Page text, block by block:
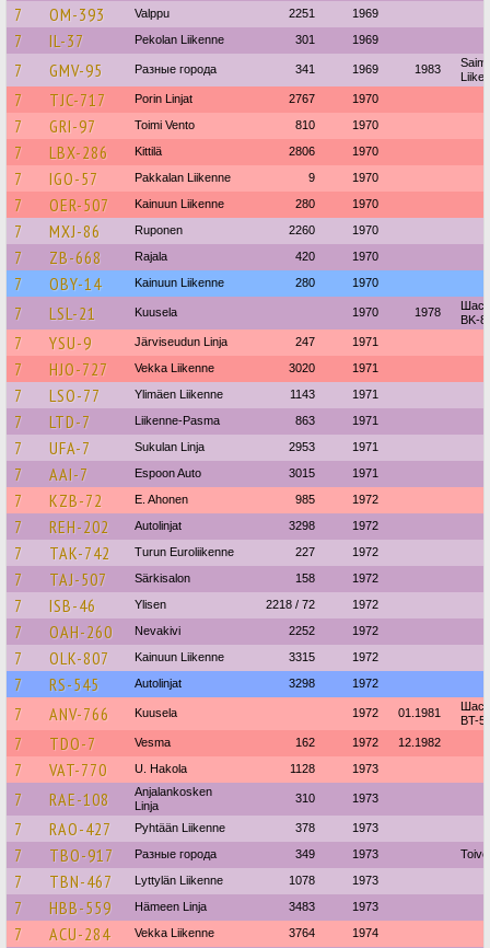
7 OM-393 Valppu 2251 1969
7 IL-37 Pekolan Liikenne 301 1969
7 GMV-95 Разные города 341 1969 1983
7 TJC-717 Porin Linjat 2767 1970
7 GRI-97 Toimi Vento 810 1970
7 LBX-286 Kittilä 2806 1970
7 IGO-57 Pakkalan Liikenne 9 1970
7 OER-507 Kainuun Liikenne 280 1970
7 MXJ-86 Ruponen 2260 1970
7 ZB-668 Rajala 420 1970
7 OBY-14 Kainuun Liikenne 280 1970
7 LSL-21 Kuusela 1970 1978
BK-
7 YSU-9 Järviseudun Linja 247 1971
7 HJO-727 Vekka Liikenne 3020 1971
7 LSO-77 Ylimäen Liikenne 1143 1971
7 LTD-7 Liikenne-Pasma 863 1971
7 UFA-7 Sukulan Linja 2953 1971
7 AAI-7 Espoon Auto 3015 1971
7 KZB-72 E. Ahonen 985 1972
7 REH-202 Autolinjat 3298 1972
7 TAK-742 Turun Euroliikenne 227 1972
7 TAJ-507 Särkisalon 158 1972
7 ISB-46 Ylisen 2218 / 72 1972
7 OAH-260 Nevakivi 2252 1972
7 OLK-807 Kainuun Liikenne 3315 1972
7 RS-545 Autolinjat 3298 1972
7 ANV-766 Kuusela 1972 01.1981
BT-
7 TDO-7 Vesma 162 1972 12.1982
7 VAT-770 U. Hakola 1128 1973
7 RAE-108
Anjalankosken
Linja
310 1973
7 RAO-427 Pyhtään Liikenne 378 1973
7 TBO-917 Разные города 349 1973
7 TBN-467 Lyttylän Liikenne 1078 1973
7 HBB-559 Hämeen Linja 3483 1973
7 ACU-284 Vekka Liikenne 3764 1974